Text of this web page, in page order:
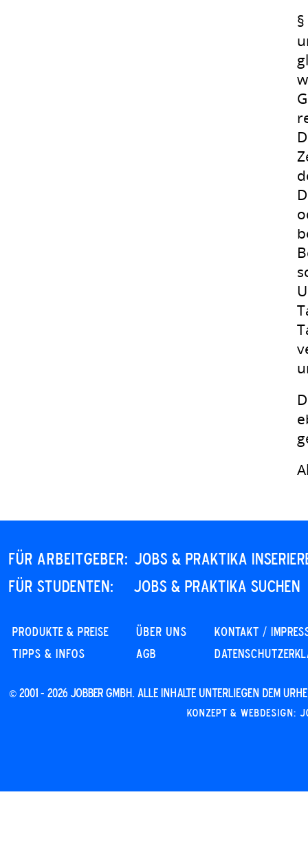
Für Arbeitgeber: JOBS & PRAKTIKA
Für STUDENTEN:
JOBS & PRAKTIKA SUCHEN
PRODUKTE & PREISE
Tipps & Infos
Über uns
AGB
KONTAKT /
© 2001 - 2026 JOBBER GmbH. Alle Inhalte unterliegen dem
Konzept &